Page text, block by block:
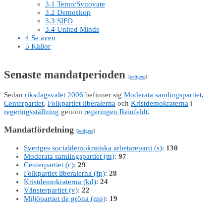
3.1 Temo/Synovate
3.2 Demoskop
3.3 SIFO
3.4 United Minds
4 Se även
5 Källor
Senaste mandatperioden [redigera]
Sedan riksdagsvalet 2006 befinner sig Moderata samlingspartiet,
Centerpartiet, Folkpartiet liberalerna och Kristdemokraterna i
regeringsställning genom regeringen Reinfeldt.
Mandatfördelning [redigera]
Sveriges socialdemokratiska arbetareparti (s): 130
Moderata samlingspartiet (m): 97
Centerpartiet (c): 29
Folkpartiet liberalerna (fp): 28
Kristdemokraterna (kd): 24
Vänsterpartiet (v): 22
Miljöpartiet de gröna (mp): 19